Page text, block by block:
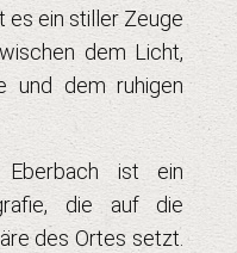
es ein stiller Zeuge
dem Licht,
und dem ruhigen
Eberbach ist ein
die auf die
des Ortes setzt.